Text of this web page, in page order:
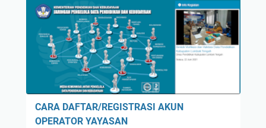
E
L
A
L
U
I
O
P
E
E
G
I
S
T
R
A
S
I
CARA DAFTAR/REGISTRASI AKUN
OPERATOR YAYASAN